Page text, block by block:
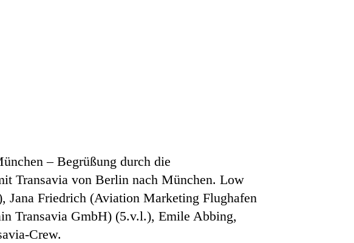
– Begrüßung durch die
Transavia von Berlin nach München. Low
Jana Friedrich (Aviation Marketing Flughafen
Transavia GmbH) (5.v.l.), Emile Abbing,
Crew.